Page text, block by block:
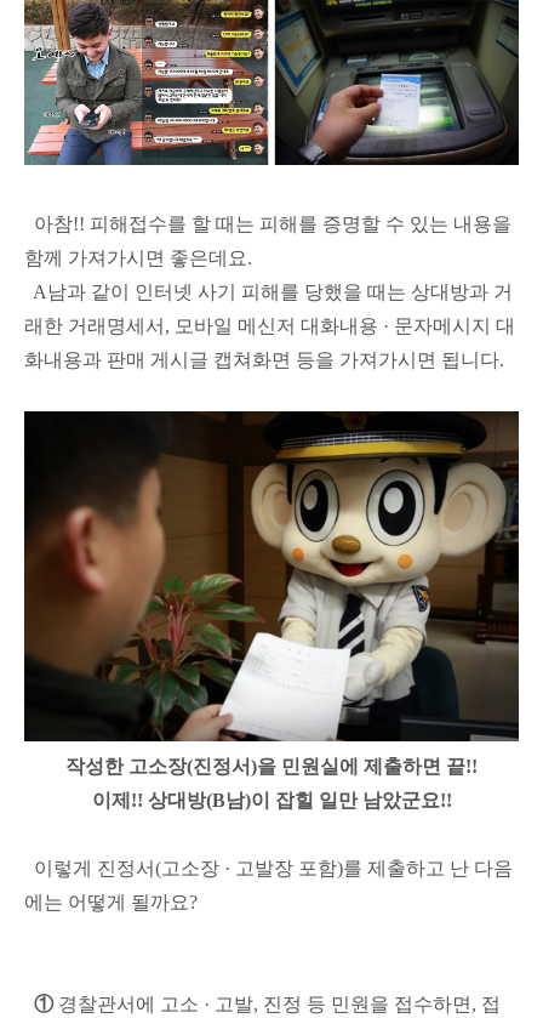
아참!! 피해접수를 할 때는 피해를 증명할 수 있는 내용을
함께 가져가시면 좋은데요.
A남과 같이 인터넷 사기 피해를 당했을 때는 상대방과 거
래한 거래명세서, 모바일 메신저 대화내용 · 문자메시지 대
화내용과 판매 게시글 캡쳐화면 등을 가져가시면 됩니다.
작성한 고소장(진정서)을 민원실에 제출하면 끝!!
이제!! 상대방(B남)이 잡힐 일만 남았군요!!
이렇게 진정서(고소장 · 고발장 포함)를 제출하고 난 다음
에는 어떻게 될까요?
①경찰관서에 고소 · 고발, 진정 등 민원을 접수하면, 접